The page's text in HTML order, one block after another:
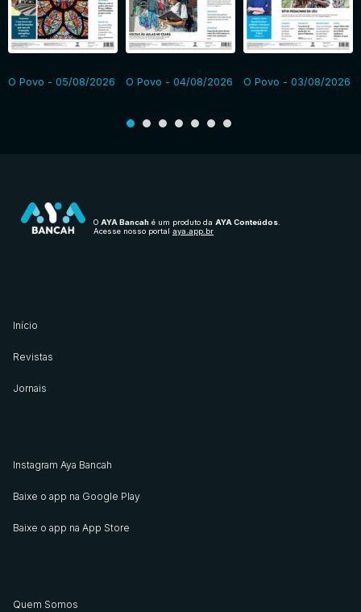
O Povo - 05/08/2026 O Povo - 04/08/2026 O Povo - 03/08/2026
O AYA Bancah é um produto da AYA Conteúdos.
Acesse nosso portal aya.app.br
Início
Revistas
Jornais
Instagram Aya Bancah
Baixe o app na Google Play
Baixe o app na App Store
Quem Somos